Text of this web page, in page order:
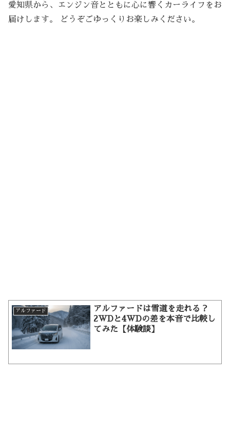
愛知県から、エンジン音とともに心に響くカーライフをお
届けします。 どうぞごゆっくりお楽しみください。
アルファード
アルファードは雪道を走れる？
2WDと4WDの差を本音で比較し
てみた【体験談】